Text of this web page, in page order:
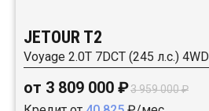
JETOUR T2
Voyage 2.0T 7DCT (245 л.с.) 4WD
от 3 809 000 ₽3 959 000 ₽